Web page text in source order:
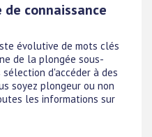
connaissance
évolutive de mots clés
de la plongée sous-
d'accéder à des
soyez plongeur ou non
les informations sur